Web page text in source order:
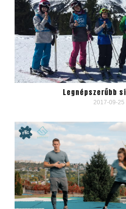
Legnépszerűbb
2017-09-25